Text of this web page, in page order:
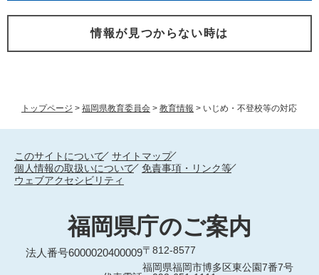
トップページ > 福岡県教育委員会 > 教育情報 > いじめ・不登校等の対応
情報が見つからない時は
このサイトについて
サイトマップ
個人情報の取扱いについて
免責事項・リンク等
ウェブアクセシビリティ
福岡県庁のご案内
法人番号6000020400009〒812-8577
福岡県福岡市博多区東公園7番7号